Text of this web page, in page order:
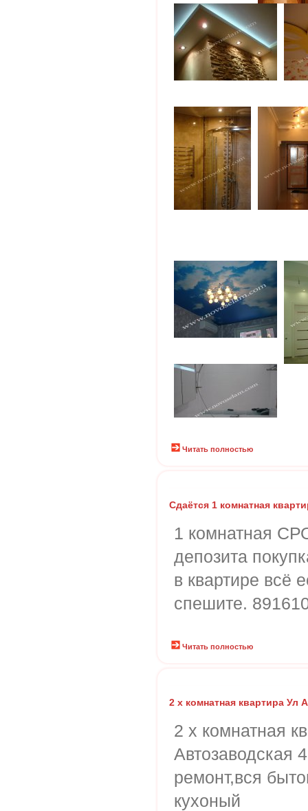
Читать полностью
Сдаётся 1 комнатная
1 комнатная
депозита
в квартире всё
спешите.
Читать полностью
2 х комнатная квартира Ул
2 х комнатная
Автозаводская
ремонт,вся
кухоный